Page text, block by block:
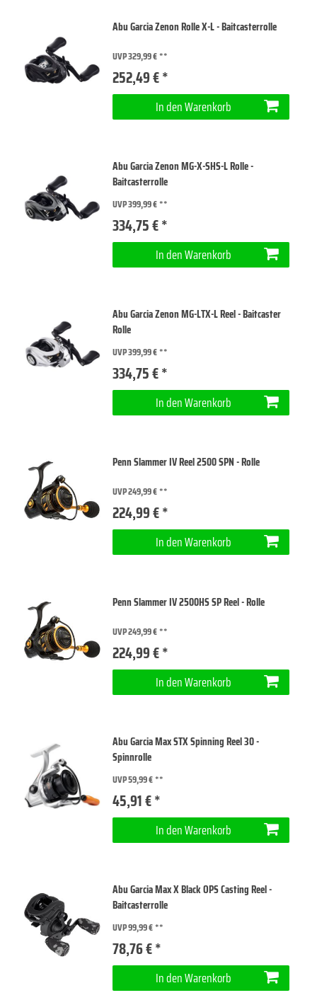
Abu Garcia Zenon Rolle X-L - Baitcasterrolle
UVP 329,99 €
252,49 € *
In den Warenkorb
Abu Garcia Zenon MG-X-SHS-L Rolle -
Baitcasterrolle
UVP 399,99 €
334,75 € *
In den Warenkorb
Abu Garcia Zenon MG-LTX-L Reel - Baitcaster
Rolle
UVP 399,99 €
334,75 € *
In den Warenkorb
Penn Slammer IV Reel 2500 SPN - Rolle
UVP 249,99 €
224,99 € *
In den Warenkorb
Penn Slammer IV 2500HS SP Reel - Rolle
UVP 249,99 €
224,99 € *
In den Warenkorb
Abu Garcia Max STX Spinning Reel 30 -
Spinnrolle
UVP 59,99 €
45,91 € *
In den Warenkorb
Abu Garcia Max X Black OPS Casting Reel -
Baitcasterrolle
UVP 99,99 €
78,76 € *
In den Warenkorb